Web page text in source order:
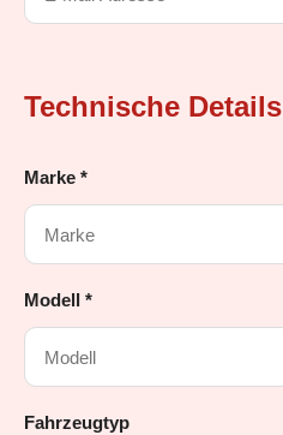
Technische Details
Marke *
Modell *
Fahrzeugtyp